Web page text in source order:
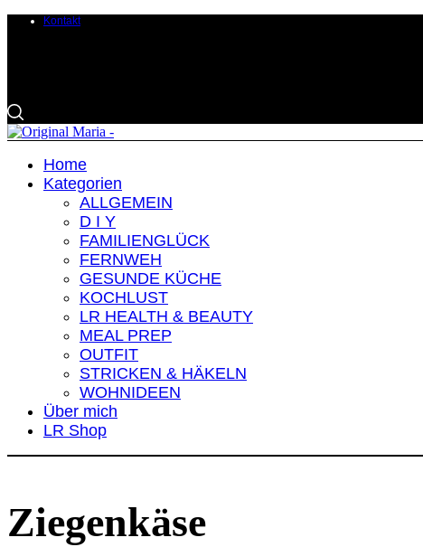
Kontakt
Home
Kategorien
ALLGEMEIN
D I Y
FAMILIENGLÜCK
FERNWEH
GESUNDE KÜCHE
KOCHLUST
LR HEALTH & BEAUTY
MEAL PREP
OUTFIT
STRICKEN & HÄKELN
WOHNIDEEN
Über mich
LR Shop
Ziegenkäse